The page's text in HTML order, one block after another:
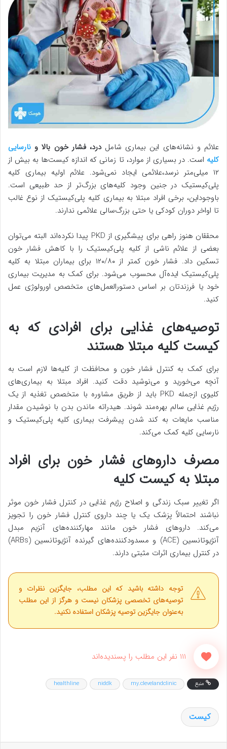
علائم و نشانه‌های این بیماری شاملدرد، فشار خون بالا و نارسایی
کلیه است. در بسیاری از موارد، تا زمانی که اندازه کیست‌ها به بیش از
۱۲ میلی‌متر نرسد،علائمی ایجاد نمی‌شود. علائم اولیه بیماری کلیه
پلی‌کیستیک در جنین وجود کلیه‌های بزرگ‌تر از حد طبیعی ​​است.
باوجوداین، برخی افراد مبتلا به بیماری کلیه پلی‌کیستیک از نوع غالب
تا اواخر دوران کودکی یا حتی بزرگ‌سالی علائمی ندارند.
محققان هنوز راهی برای پیشگیری از PKD پیدا نکرده‌اند البته می‌توان
بعضی از علائم ناشی از کلیه پلی‌کیستیک را با کاهش فشار خون
تسکین داد. فشار خون کمتر از ۱۲۰/۸۰ برای بیماران مبتلا به کلیه
پلی‌کیستیک ایده‌آل محسوب می‌شود. برای کمک به مدیریت بیماری
خود یا فرزندتان بر اساس دستورالعمل‌های متخصص اورولوژی عمل
کنید.
توصیه‌های غذایی برای افرادی که به
کیست کلیه مبتلا هستند
برای کمک به کنترل فشار خون و محافظت از کلیه‌ها لازم است به
آنچه می‌خورید و می‌نوشید دقت کنید. افراد مبتلا به بیماری‌های
کلیوی ازجمله PKD باید از طریق مشاوره با متخصص تغذیه از یک
رژیم غذایی سالم بهره‌مند شوند. هیدراته ماندن بدن با نوشیدن مقدار
مناسب مایعات به کند شدن پیشرفت بیماری کلیه پلی‌کیستیک و
نارسایی کلیه کمک می‌کند.
مصرف داروهای فشار خون برای افراد
مبتلا به کیست کلیه
اگر تغییر سبک زندگی و اصلاح رژیم غذایی در کنترل فشار خون موثر
نباشند احتمالاً پزشک یک یا چند داروی کنترل فشار خون را تجویز
می‌کند. داروهای فشار خون مانند مهارکننده‌های آنزیم مبدل
آنژیوتانسین (ACE) و مسدودکننده‌های گیرنده آنژیوتانسین (ARBs)
در کنترل بیماری اثرات مثبتی دارند.
توجه داشته باشید که این مطلب، جایگزین نظرات و
توصیه‌های تخصصی پزشکان نیست و هرگز از این مطلب
به‌عنوان جایگزین توصیه پزشکان استفاده نکنید.
111 نفر این مطلب را پسندیده‌اند
منبع my.clevelandclinic
niddk
healthline
کیست